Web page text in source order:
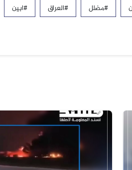
#مضلل #العراق #ابين